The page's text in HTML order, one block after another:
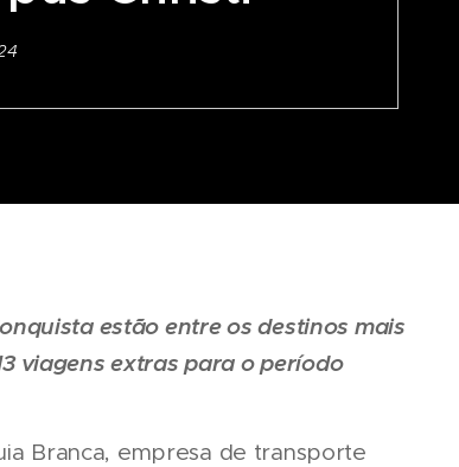
estão entre os destinos mais
viagens extras para o período
Branca, empresa de transporte